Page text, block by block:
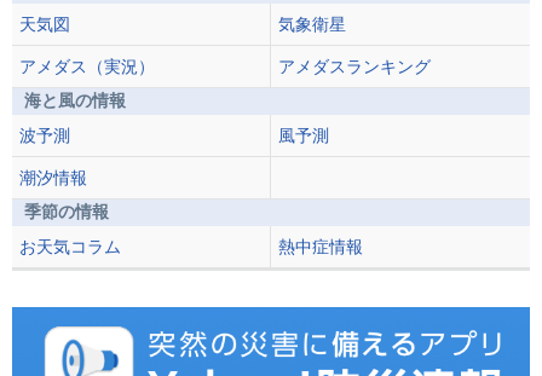
天気図
気象衛星
アメダス（実況）
アメダスランキング
海と風の情報
波予測
風予測
潮汐情報
季節の情報
お天気コラム
熱中症情報